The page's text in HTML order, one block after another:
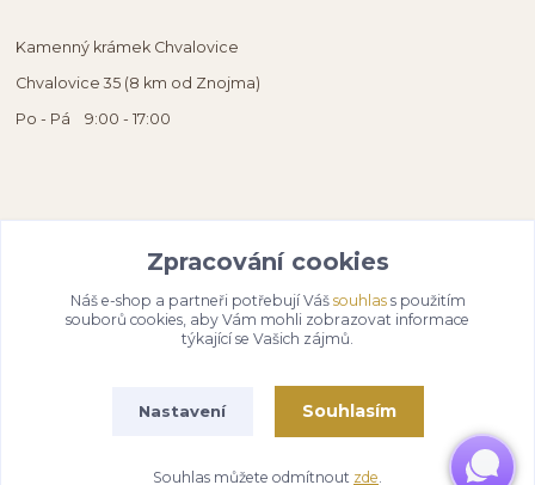
Kamenný krámek Chvalovice
Chvalovice 35 (8 km od Znojma)
Po - Pá 9:00 - 17:00
Zpracování cookies
Náš e-shop a partneři potřebují Váš souhlass použitím
souborů cookies, aby Vám mohli zobrazovat informace
týkající se Vašich zájmů.
Nastavení Souhlasím
Souhlas můžete odmítnout zde